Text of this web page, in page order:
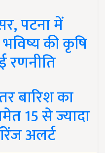
पटना में
की कृषि
रणनीति
बारिश का
15 से ज्यादा
अलर्ट